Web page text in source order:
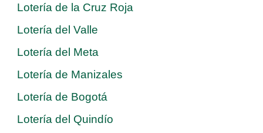
Lotería de la Cruz Roja
Lotería del Valle
Lotería del Meta
Lotería de Manizales
Lotería de Bogotá
Lotería del Quindío